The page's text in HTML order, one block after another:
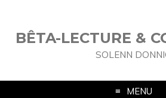
BÊTA-LECTURE &
SOLENN
MENU